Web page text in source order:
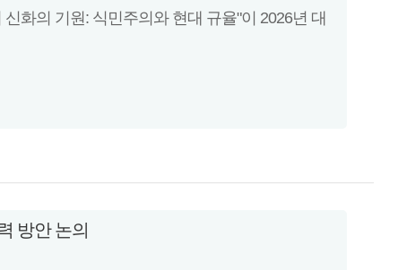
화의 기원: 식민주의와 현대 규율"이 2026년 대
방안 논의